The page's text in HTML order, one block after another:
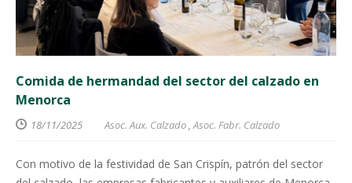
Comida de hermandad del sector del calzado en
Menorca
18/11/2025 Asoc. Aux. Calzado,Asoc. Fabr. Calzado
Con motivo de la festividad de San Crispín, patrón del sector